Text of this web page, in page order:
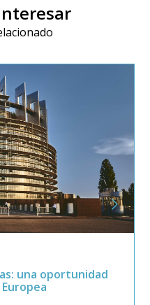
una oportunidad